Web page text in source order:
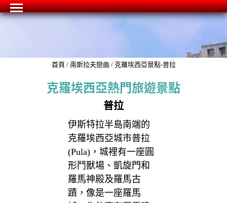
首頁 / 南斯拉夫戀曲 / 克羅埃西亞景點-普拉
克羅埃西亞熱門旅遊景點
普拉
伊斯特拉半島南端的
克羅埃西亞城市普拉
(Pula)，城裡有一座圓
形鬥獸場、凱旋門和
羅馬神殿及羅馬古
蹟，像是一座羅馬